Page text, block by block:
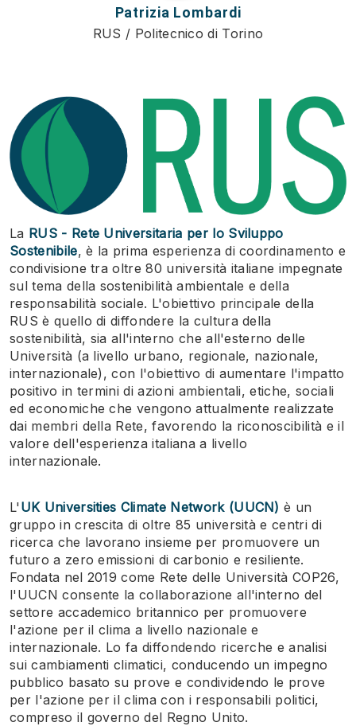
Patrizia Lombardi
RUS / Politecnico di Torino
La RUS - Rete Universitaria per lo Sviluppo
Sostenibile, è la prima esperienza di coordinamento e
condivisione tra oltre 80 università italiane impegnate
sul tema della sostenibilità ambientale e della
responsabilità sociale. L'obiettivo principale della
RUS è quello di diffondere la cultura della
sostenibilità, sia all'interno che all'esterno delle
Università (a livello urbano, regionale, nazionale,
internazionale), con l'obiettivo di aumentare l'impatto
positivo in termini di azioni ambientali, etiche, sociali
ed economiche che vengono attualmente realizzate
dai membri della Rete, favorendo la riconoscibilità e il
valore dell'esperienza italiana a livello
internazionale.
L'UK Universities Climate Network (UUCN) è un
gruppo in crescita di oltre 85 università e centri di
ricerca che lavorano insieme per promuovere un
futuro a zero emissioni di carbonio e resiliente.
Fondata nel 2019 come Rete delle Università COP26,
l'UUCN consente la collaborazione all'interno del
settore accademico britannico per promuovere
l'azione per il clima a livello nazionale e
internazionale. Lo fa diffondendo ricerche e analisi
sui cambiamenti climatici, conducendo un impegno
pubblico basato su prove e condividendo le prove
per l'azione per il clima con i responsabili politici,
compreso il governo del Regno Unito.